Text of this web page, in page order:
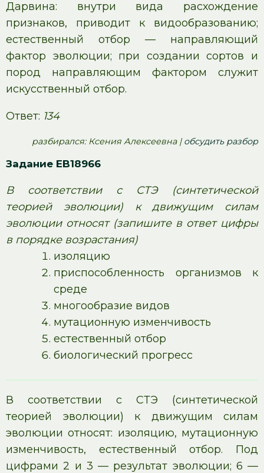
Дарвина: внутри вида расхождение
признаков, приводит к видообразованию;
естественный отбор — направляющий
фактор эволюции; при создании сортов и
пород направляющим фактором служит
искусственный отбор.
Ответ: 134
pазбирался: Ксения Алексеевна |обсудить разбор
Задание EB18966
В соответствии с СТЭ (синтетической
теорией эволюции) к движущим силам
эволюции относят (запишите в ответ цифры
в порядке возрастания)
изоляцию
приспособленность организмов к
среде
многообразие видов
мутационную изменчивость
естественный отбор
биологический прогресс
В соответствии с СТЭ (синтетической
теорией эволюции) к движущим силам
эволюции относят: изоляцию, мутационную
изменчивость, естественный отбор. Под
цифрами 2 и 3 — результат эволюции; 6 —